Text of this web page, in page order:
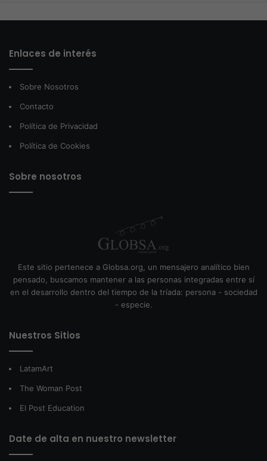
Enlaces de interés
Sobre Nosotros
Contacto
Política de Privacidad
Política de Cookies
Sobre nosotros
Este sitio pertenece a Globsa.org, un mensajero analítico bien
pensado, buscamos mantener a las personas integradas entre sí
en el desarrollo dentro del tiempo de la tríada: persona - sociedad
- especie.
Nuestros Sitios
LatamArt
The Woman Post
El Post Education
Date de alta en nuestro newsletter